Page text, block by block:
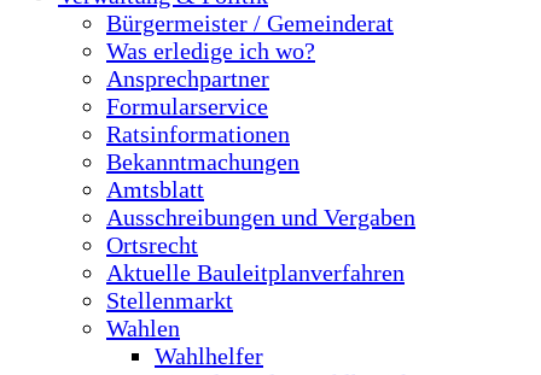
Bürgermeister / Gemeinderat
Was erledige ich wo?
Ansprechpartner
Formularservice
Ratsinformationen
Bekanntmachungen
Amtsblatt
Ausschreibungen und Vergaben
Ortsrecht
Aktuelle Bauleitplanverfahren
Stellenmarkt
Wahlen
Wahlhelfer